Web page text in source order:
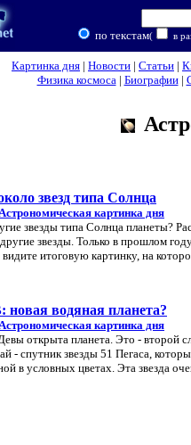
по текстам( в
Картинка дня | Новости | Статьи |
Физика космоса| Биографии|
звезд типа Солнца
картинка дня
звезды типа Солнца планеты?
звезды. Только в прошлом
итоговую картинку, на
новая водяная планета?
картинка дня
открыта планета. Это - второй
- спутник звезды 51 Пегаса,
в условных цветах. Эта звезда